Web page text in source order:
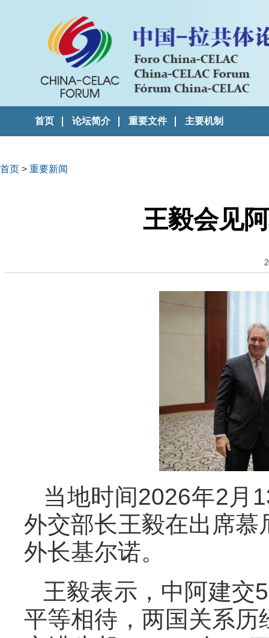
首页 论坛简介 重要文件 主要机制
首页 > 重要新闻
王毅会见
当地时间2026年2月
外交部长王毅在出席
外长基尔诺。
王毅表示，中阿建交
平等相待，两国关系